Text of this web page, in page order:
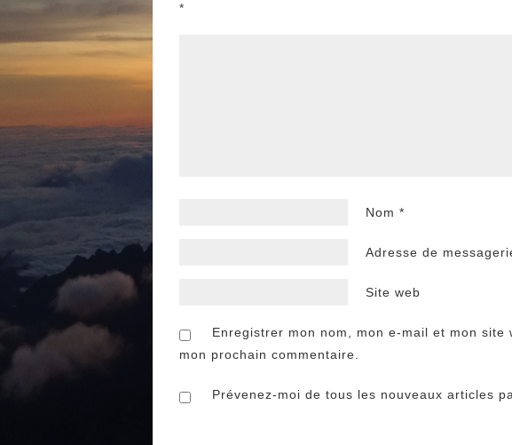
*
Nom *
Adresse de
Site web
Enregistrer mon nom, mon e-mail et mon site
mon prochain commentaire.
Prévenez-moi de tous les nouveaux articles